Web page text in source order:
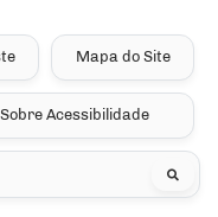
e
Mapa do Site
Sobre Acessibilidade